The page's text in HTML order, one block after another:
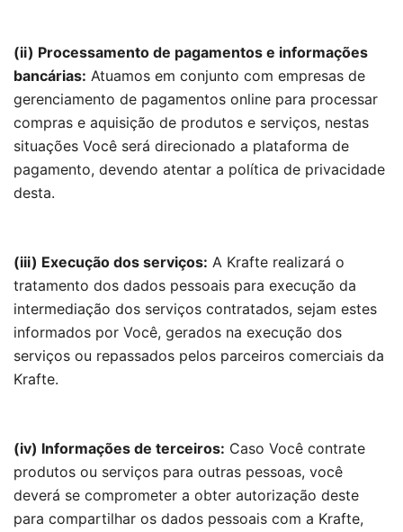
(ii) Processamento de pagamentos e informações
bancárias: Atuamos em conjunto com empresas de
gerenciamento de pagamentos online para processar
compras e aquisição de produtos e serviços, nestas
situações Você será direcionado a plataforma de
pagamento, devendo atentar a política de privacidade
desta.
(iii) Execução dos serviços: A Krafte realizará o
tratamento dos dados pessoais para execução da
intermediação dos serviços contratados, sejam estes
informados por Você, gerados na execução dos
serviços ou repassados pelos parceiros comerciais da
Krafte.
(iv) Informações de terceiros: Caso Você contrate
produtos ou serviços para outras pessoas, você
deverá se comprometer a obter autorização deste
para compartilhar os dados pessoais com a Krafte,